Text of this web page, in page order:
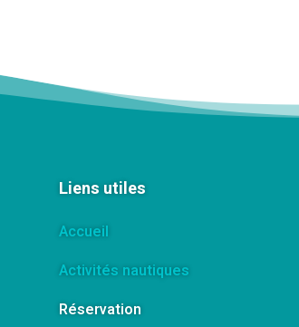
Liens utiles
Accueil
Activités nautiques
Réservation